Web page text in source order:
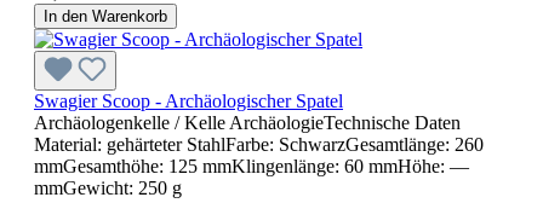
In den Warenkorb
Swagier Scoop - Archäologischer Spatel
Archäologenkelle / Kelle ArchäologieTechnische Daten
Material: gehärteter StahlFarbe: SchwarzGesamtlänge: 260
mmGesamthöhe: 125 mmKlingenlänge: 60 mmHöhe: —
mmGewicht: 250 g